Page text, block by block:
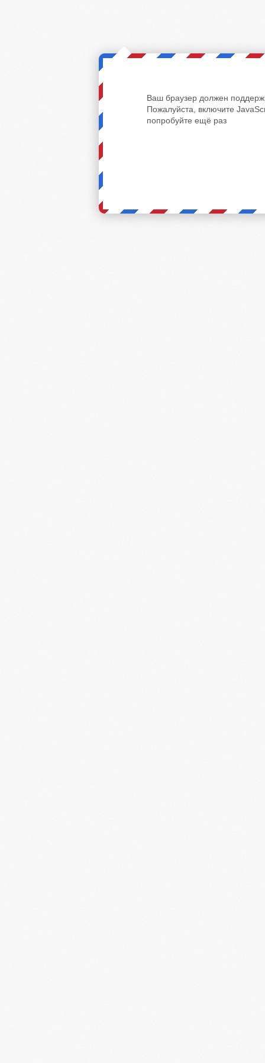
Ваш браузер должен
Пожалуйста, включите
попробуйте ещё раз